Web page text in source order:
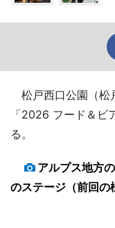
松戸西口公園（松
「2026 フード＆ビ
る。
アルプス地方
のステージ（前回の